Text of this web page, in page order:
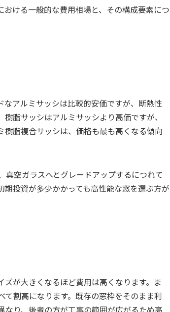
ける一般的な費用相場と、その構成要素につ
アルミサッシは比較的安価ですが、断熱性
脂サッシはアルミサッシより高価ですが、
脂複合サッシは、価格も最も高くなる傾向
空ガラスへとグレードアップするにつれて
投資が多少かかっても高性能な窓を選ぶ方が
が大きくなるほど費用は高くなります。ま
割高になります。既存の窓枠をそのまま利
り、後者の方が工事の範囲が広がるため高